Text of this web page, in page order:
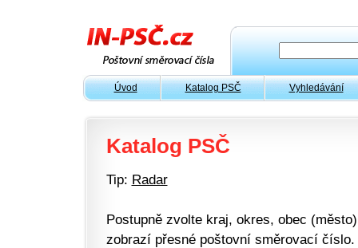
Úvod Katalog PSČ Vyhledávání
Katalog PSČ
Tip: Radar
Postupně zvolte kraj, okres, obec
zobrazí přesné poštovní směrovací